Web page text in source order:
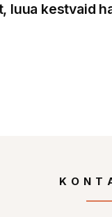
luua kestvaid